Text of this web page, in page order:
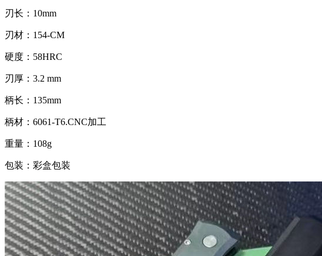
刃长：10mm
刃材：154-CM
硬度：58HRC
刃厚：3.2 mm
柄长：135mm
柄材：6061-T6.CNC加工
重量：108g
包装：彩盒包装